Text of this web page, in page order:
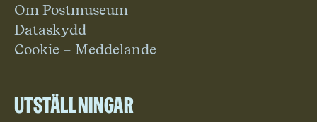
Om Postmuseum
Dataskydd
Cookie – Meddelande
Utställningar